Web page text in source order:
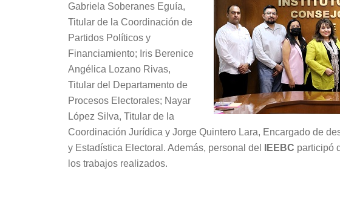
Gabriela Soberanes Eguía,
Titular de la Coordinación de
Partidos Políticos y
Financiamiento; Iris Berenice
Angélica Lozano Rivas,
Titular del Departamento de
Procesos Electorales; Nayar
López Silva, Titular de la
Coordinación Jurídica y Jorge Quintero Lara, Encargado de
y Estadística Electoral. Además, personal del
IEEBC participó
los trabajos realizados.